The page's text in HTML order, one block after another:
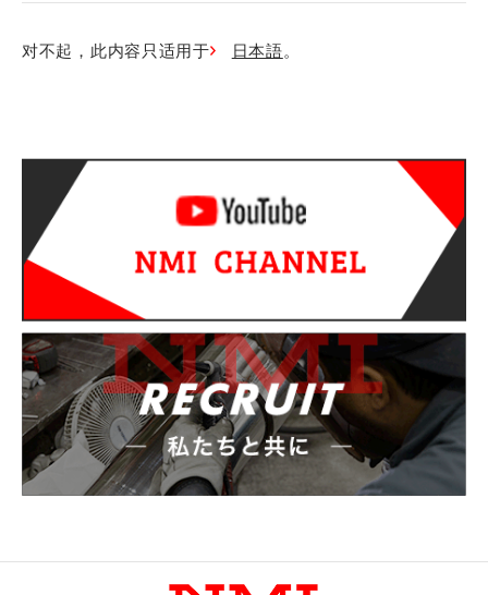
企业信息 问候语
工作机会
測試要求
对不起，此内容只适用于 日本語。